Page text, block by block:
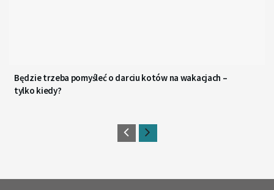
Będzie trzeba pomyśleć o darciu kotów na wakacjach –
tylko kiedy?